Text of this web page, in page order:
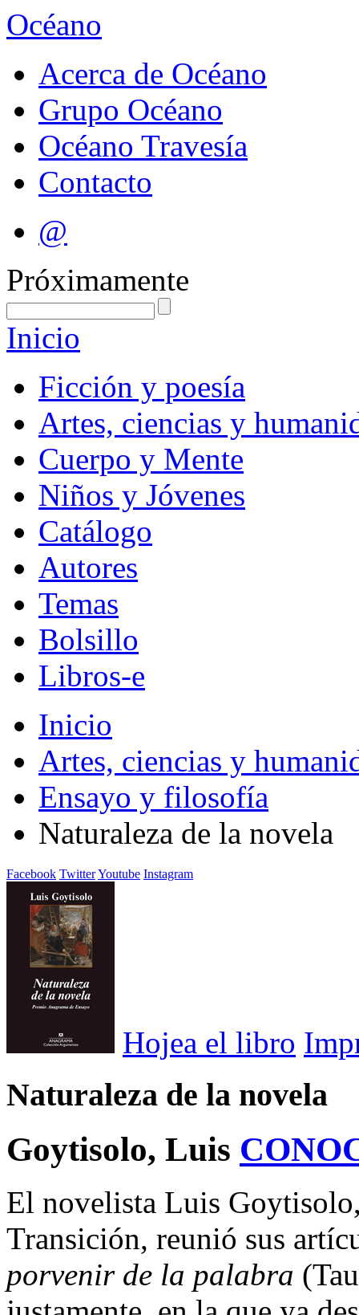
Océano
Acerca de Océano
Grupo Océano
Océano Travesía
Contacto
@
Próximamente
Inicio
Ficción y poesía
Artes, ciencias y
Cuerpo y Mente
Niños y Jóvenes
Catálogo
Autores
Temas
Bolsillo
Libros-e
Inicio
Artes, ciencias y
Ensayo y filosofía
Naturaleza de la novela
Facebook TwitterYoutube Instagram
Hojea el libro
Naturaleza de la novela
Goytisolo, Luis
El novelista Luis
Transición, reunió sus
porvenir de la palabra